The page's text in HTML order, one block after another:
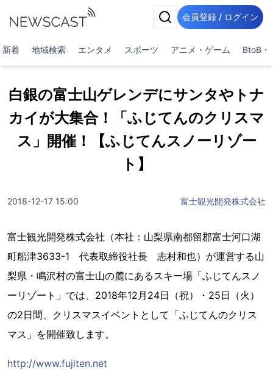
会員登録 / ログイン
新着 地域検索 エンタメ スポーツ アニメ・ゲーム BtoB・
白銀の富士山ゲレンデにサンタやトナ
カイが大集合！「ふじてんのクリスマ
ス」開催！【ふじてんスノーリゾー
ト】
2018-12-17 15:00 富士観光開発株式会社
富士観光開発株式会社（本社：山梨県南都留郡富士河口湖
町船津3633-1 代表取締役社長 志村和也）が運営する山
梨県・鳴沢村の富士山の麓にあるスキー場「ふじてんスノ
ーリゾート」では、2018年12月24日（祝）・25日（火）
の2日間、クリスマスイベントとして「ふじてんのクリス
マス」を開催致します。
http://www.fujiten.net